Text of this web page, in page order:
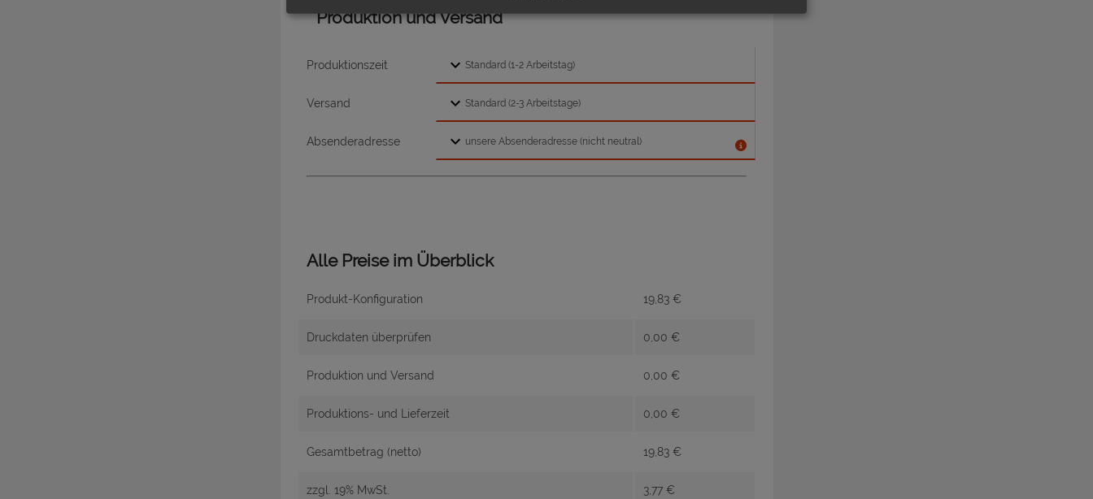
Produktion und Versand
Produktionszeit
Versand
Absenderadresse
Alle Preise im Überblick
Produkt-Konfiguration 19,83 €
Druckdaten überprüfen 0,00 €
Produktion und Versand 0,00 €
Produktions- und Lieferzeit 0,00 €
Gesamtbetrag (netto) 19,83 €
zzgl. 19% MwSt. 3,77 €